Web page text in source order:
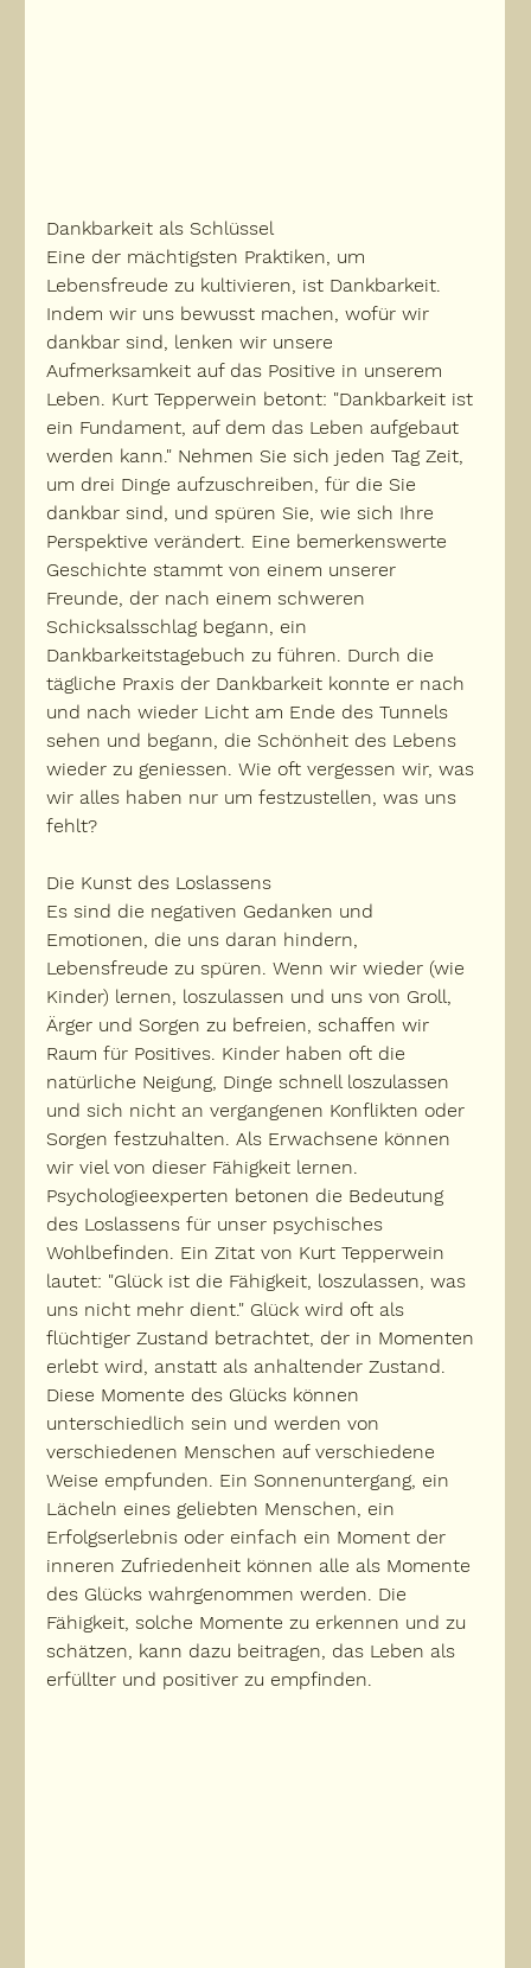
Dankbarkeit als Schlüssel
Eine der mächtigsten Praktiken, um
Lebensfreude zu kultivieren, ist Dankbarkeit.
Indem wir uns bewusst machen, wofür wir
dankbar sind, lenken wir unsere
Aufmerksamkeit auf das Positive in unserem
Leben. Kurt Tepperwein betont: "Dankbarkeit ist
ein Fundament, auf dem das Leben aufgebaut
werden kann." Nehmen Sie sich jeden Tag Zeit,
um drei Dinge aufzuschreiben, für die Sie
dankbar sind, und spüren Sie, wie sich Ihre
Perspektive verändert. Eine bemerkenswerte
Geschichte stammt von einem unserer
Freunde, der nach einem schweren
Schicksalsschlag begann, ein
Dankbarkeitstagebuch zu führen. Durch die
tägliche Praxis der Dankbarkeit konnte er nach
und nach wieder Licht am Ende des Tunnels
sehen und begann, die Schönheit des Lebens
wieder zu geniessen. Wie oft vergessen wir, was
wir alles haben nur um festzustellen, was uns
fehlt?
Die Kunst des Loslassens
Es sind die negativen Gedanken und
Emotionen, die uns daran hindern,
Lebensfreude zu spüren. Wenn wir wieder (wie
Kinder) lernen, loszulassen und uns von Groll,
Ärger und Sorgen zu befreien, schaffen wir
Raum für Positives. Kinder haben oft die
natürliche Neigung, Dinge schnell loszulassen
und sich nicht an vergangenen Konflikten oder
Sorgen festzuhalten. Als Erwachsene können
wir viel von dieser Fähigkeit lernen.
Psychologieexperten betonen die Bedeutung
des Loslassens für unser psychisches
Wohlbefinden. Ein Zitat von Kurt Tepperwein
lautet: "Glück ist die Fähigkeit, loszulassen, was
uns nicht mehr dient." Glück wird oft als
flüchtiger Zustand betrachtet, der in Momenten
erlebt wird, anstatt als anhaltender Zustand.
Diese Momente des Glücks können
unterschiedlich sein und werden von
verschiedenen Menschen auf verschiedene
Weise empfunden. Ein Sonnenuntergang, ein
Lächeln eines geliebten Menschen, ein
Erfolgserlebnis oder einfach ein Moment der
inneren Zufriedenheit können alle als Momente
des Glücks wahrgenommen werden. Die
Fähigkeit, solche Momente zu erkennen und zu
schätzen, kann dazu beitragen, das Leben als
erfüllter und positiver zu empfinden.